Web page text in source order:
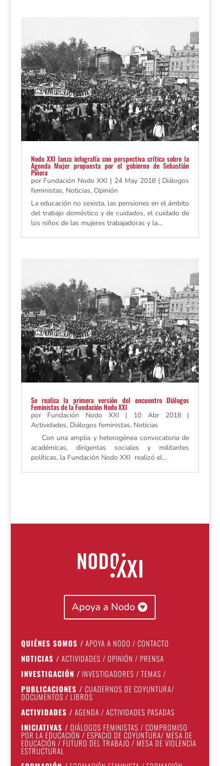
Nodo XXI lanza infografía con perspectiva crítica sobre la
Agenda Mujer propuesta por el gobierno de Sebastián
Piñera
por Fundación Nodo XXI | 24 May 2018| Diálogos
feministas, Noticias, Opinión
La educación no sexista, las pensiones en el ámbito
del trabajo doméstico y de cuidados, el cuidado de
los niños de las mujeres trabajadoras y la...
Se realiza la primera versión del encuentro Diálogos
Feministas de la Fundación Nodo XXI
por Fundación Nodo XXI | 10 Abr 2018|
Actividades, Diálogos feministas, Noticias
Con una amplia y heterogénea convocatoria de
académicas, dirigentas sociales y militantes
políticas, la Fundación Nodo XXI realizó el...
Apoya a Nodo
QUIÉNES SOMOS / APOYA A NODO / CONTACTO
NOTICIAS / ACTIVIDADES / OPINIÓN / PRENSA
INVESTIGACIÓN / INVESTIGADORES / TEMAS /
PUBLICACIONES / CUADERNOS DE COYUNTURA/
DOCUMENTOS / LIBROS
ACTIVIDADES / AGENDA / ACTIVIDADES PASADAS
INICIATIVAS / DIÁLOGOS FEMINISTAS / COMPROMISO
POR LA EDUCACIÓN / ESPACIO DE COYUNTURA/ MESA DE
EDUCACIÓN / FUTURO DEL TRABAJO / MESA DE VIOLENCIA
ESTRUCTURAL